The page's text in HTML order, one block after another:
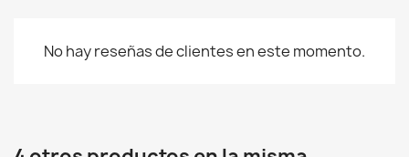
No hay reseñas de clientes en este momento.